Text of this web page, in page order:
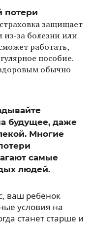
потери
защищает
из-за болезни или
работать,
пособие.
обычно
будущее, даже
Многие
самые
людей.
ваш ребенок
условия на
станет старше и